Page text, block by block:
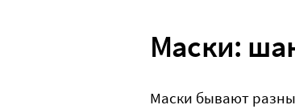
Маски:
Маски бывают